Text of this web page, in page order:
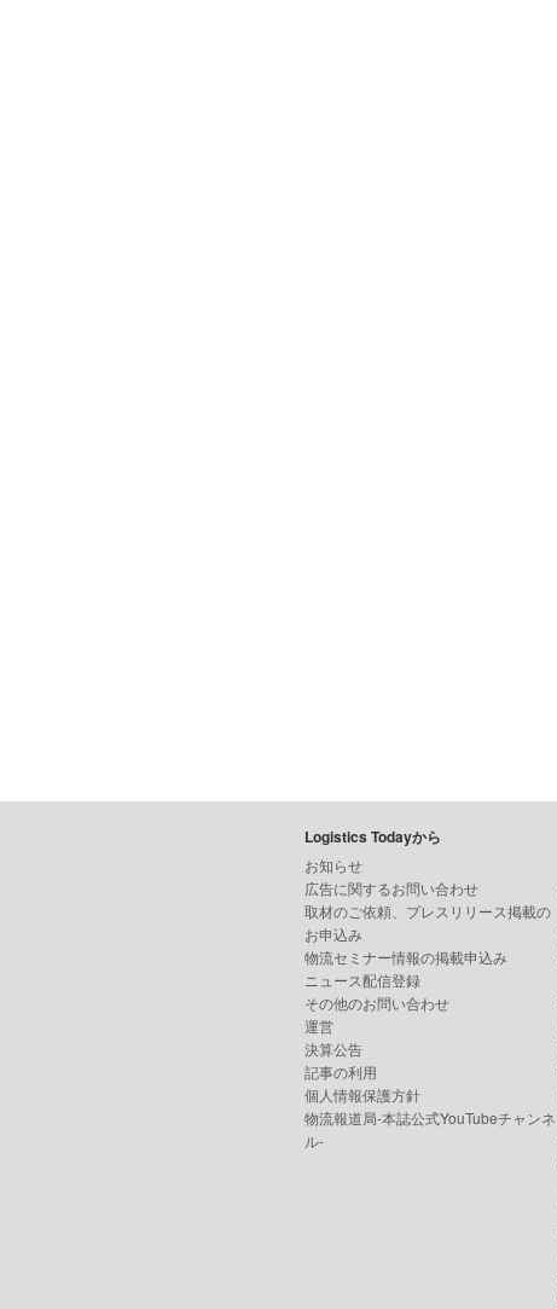
Logistics Todayから
お知らせ
広告に関するお問い合わせ
取材のご依頼、プレスリリース掲載の
お申込み
物流セミナー情報の掲載申込み
ニュース配信登録
その他のお問い合わせ
運営
決算公告
記事の利用
個人情報保護方針
物流報道局-本誌公式YouTubeチャンネ
ル-